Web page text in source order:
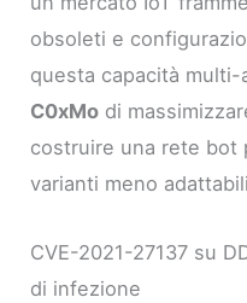
obsoleti e
questa capacità
C0xMo di
costruire una rete bot
varianti meno
CVE-2021-27137 su
di infezione